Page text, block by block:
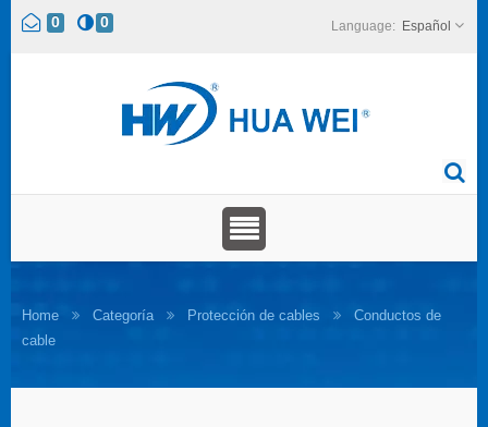
0 0 Español
Home Categoría Protección de cables
Conductos de
cable